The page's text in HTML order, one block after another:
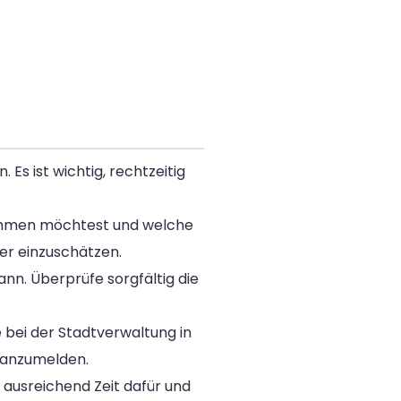
Es ist wichtig, rechtzeitig
möchtest und welche
einzuschätzen.
Überprüfe sorgfältig die
bei der Stadtverwaltung in
Zeit dafür und